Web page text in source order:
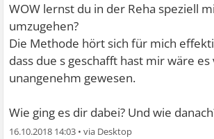
WOW lernst du in der Reha speziell
umzugehen?
Die Methode hört sich für mich
dass due s geschafft hast mir wäre
unangenehm gewesen.
Wie ging es dir dabei? Und wie
16.10.2018 14:03 •